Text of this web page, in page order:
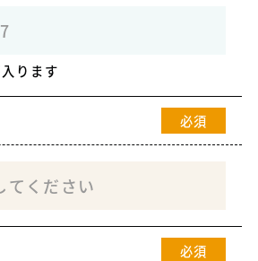
ります
必須
必須